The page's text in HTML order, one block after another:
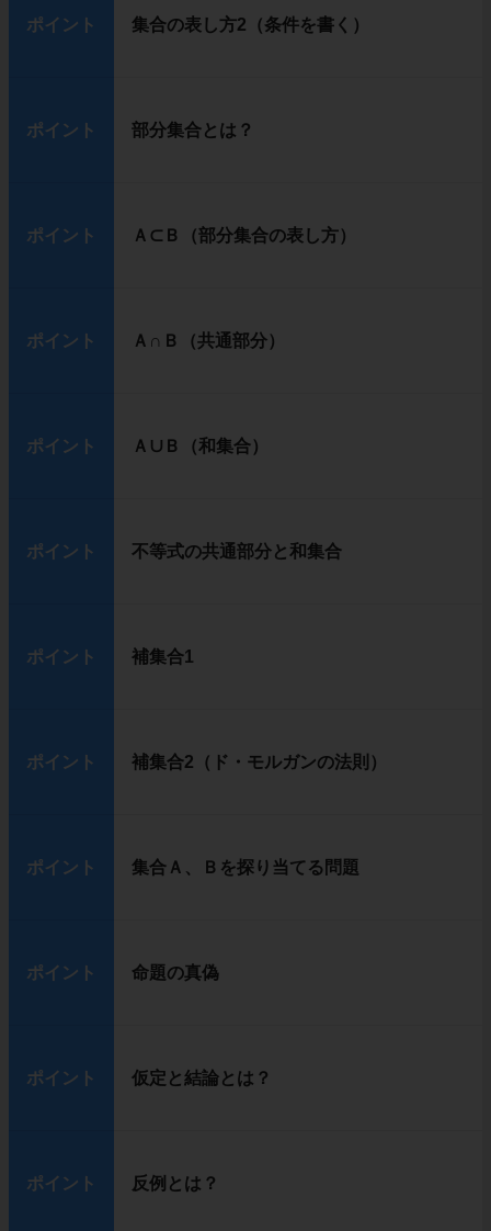
ポイント 集合の表し方2（条件を書く）
ポイント 部分集合とは？
ポイント Ａ⊂Ｂ（部分集合の表し方）
ポイント Ａ∩Ｂ（共通部分）
ポイント Ａ∪Ｂ（和集合）
ポイント 不等式の共通部分と和集合
ポイント 補集合1
ポイント 補集合2（ド・モルガンの法則）
ポイント 集合Ａ、Ｂを探り当てる問題
ポイント 命題の真偽
ポイント 仮定と結論とは？
ポイント 反例とは？